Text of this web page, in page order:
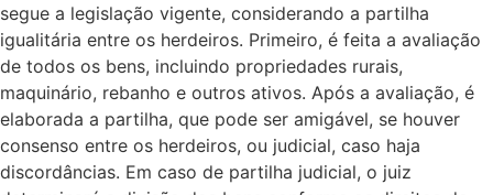
segue a legislação vigente, considerando a partilha
igualitária entre os herdeiros. Primeiro, é feita a avaliação
de todos os bens, incluindo propriedades rurais,
maquinário, rebanho e outros ativos. Após a avaliação, é
elaborada a partilha, que pode ser amigável, se houver
consenso entre os herdeiros, ou judicial, caso haja
discordâncias. Em caso de partilha judicial, o juiz